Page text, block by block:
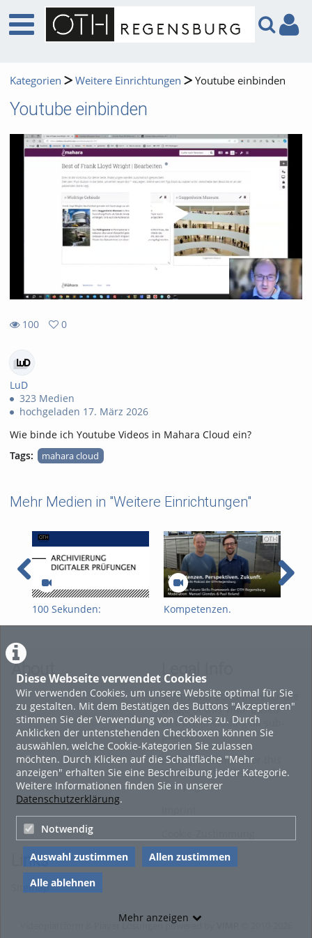
Diese Webseite verwendet Cookies
Wir verwenden Cookies, um unsere Website optimal für Sie
zu gestalten. Mit dem Bestätigen des Buttons "Akzeptieren"
stimmen Sie der Verwendung von Cookies zu. Durch
Anklicken der untenstehenden Checkboxen können Sie
auswählen, welche Cookie-Kategorien Sie zulassen
möchten. Durch Klicken auf die Schaltfläche "Mehr
anzeigen" erhalten Sie eine Beschreibung jeder Kategorie.
Weitere Informationen finden Sie in unserer
Datenschutzerklärung.
Notwendig
Auswahl zustimmen
Allen zustimmen
Alle ablehnen
Mehr anzeigen
Kategorien Weitere Einrichtungen Youtube einbinden
Youtube einbinden
100
views
0
favorites
LuD
323 Medien
hochgeladen 17. März 2026
Wie binde ich Youtube Videos in Mahara Cloud ein?
Tags:
mahara cloud
Mehr Medien in "Weitere Einrichtungen"
100 Sekunden:
Archivierung digitaler
Kompetenzen.
Perspektiven. Zukunft:
About Legal Info
Terms and Conditions for the
Usage of this ViMP based
website (including all sub-
pages)
Privacy Statement for this
ViMP based Website incl.
Sub-pages
Links
Sitemap
Videoplattform & Player Lösungen powered by